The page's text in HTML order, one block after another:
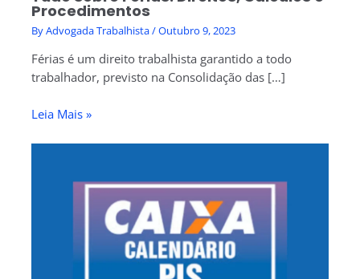
Procedimentos
ByAdvogada Trabalhista/Outubro 9, 2023
Férias é um direito trabalhista garantido a todo
trabalhador, previsto na Consolidação das […]
Leia Mais »